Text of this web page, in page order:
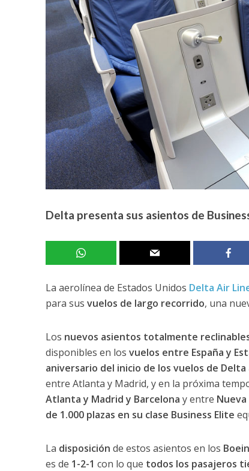
Delta presenta sus asientos de
La aerolínea de Estados Unidos Delta Air
para sus vuelos de largo recorrido, una
Los nuevos asientos totalmente
disponibles en los vuelos entre España y
aniversario del inicio de los vuelos de Delta
entre Atlanta y Madrid, y en la próxima
Atlanta y Madrid y Barcelona y entre
de 1.000 plazas en su clase Business Elite
La disposición de estos asientos en los
es de 1-2-1 con lo que todos los pasajeros